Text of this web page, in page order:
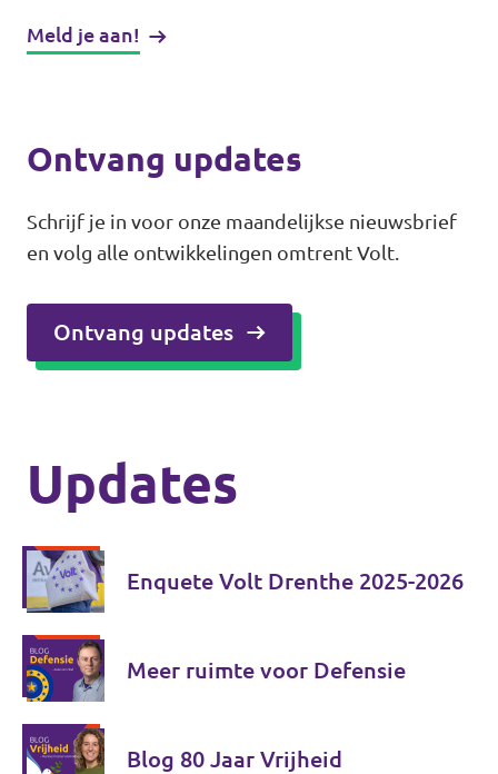
Meld je aan!
Ontvang updates
Schrijf je in voor onze maandelijkse nieuwsbrief
en volg alle ontwikkelingen omtrent Volt.
Ontvang updates
Updates
Enquete Volt Drenthe 2025-2026
Meer ruimte voor Defensie
Blog 80 Jaar Vrijheid